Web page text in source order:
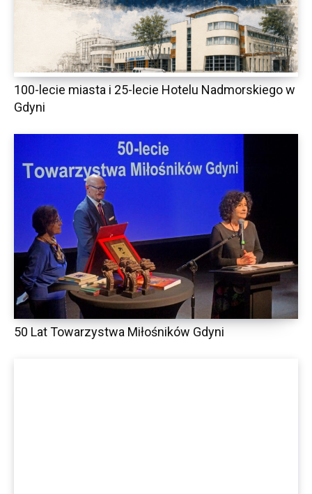
100-lecie miasta i 25-lecie Hotelu Nadmorskiego w
Gdyni
50 Lat Towarzystwa Miłośników Gdyni